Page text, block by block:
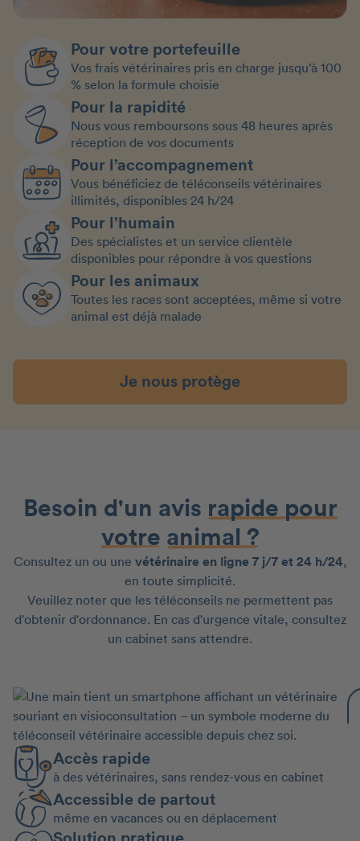
Pour votre portefeuille
Vos frais vétérinaires pris en charge jusqu’à 100
% selon la formule choisie
Pour la rapidité
Nous vous remboursons sous 48 heures après
réception de vos documents
Pour l’accompagnement
Vous bénéficiez de téléconseils vétérinaires
illimités, disponibles 24 h/24
Pour l’humain
Des spécialistes et un service clientèle
disponibles pour répondre à vos questions
Pour les animaux
Toutes les races sont acceptées, même si votre
animal est déjà malade
Je nous protège
Besoin d'un avis rapide pour
votre animal ?
Consultez un ou une vétérinaire en ligne 7 j/7 et 24 h/24,
en toute simplicité.
Veuillez noter que les téléconseils ne permettent pas
d'obtenir d'ordonnance. En cas d'urgence vitale, consultez
un cabinet sans attendre.
Accès rapide
à des vétérinaires, sans rendez-vous en cabinet
Accessible de partout
même en vacances ou en déplacement